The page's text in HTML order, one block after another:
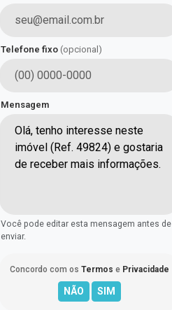
Telefone fixo (opcional)
Mensagem
Você pode editar esta mensagem antes de
enviar.
Concordo com os Termos e Privacidade